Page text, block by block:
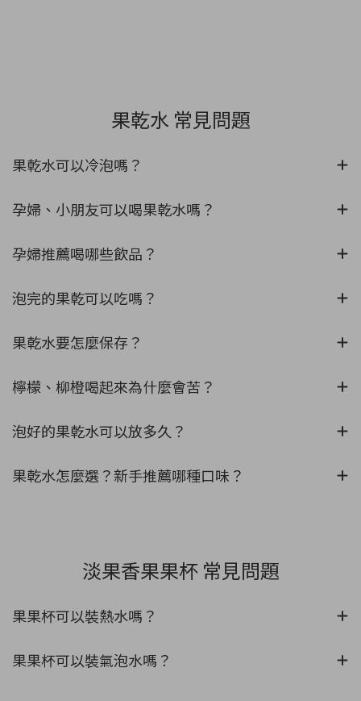
果乾水 常見問題
果乾水可以冷泡嗎？
孕婦、小朋友可以喝果乾水嗎？
孕婦推薦喝哪些飲品？
泡完的果乾可以吃嗎？
果乾水要怎麼保存？
檸檬、柳橙喝起來為什麼會苦？
泡好的果乾水可以放多久？
果乾水怎麼選？新手推薦哪種口味？
淡果香果果杯 常見問題
果果杯可以裝熱水嗎？
果果杯可以裝氣泡水嗎？